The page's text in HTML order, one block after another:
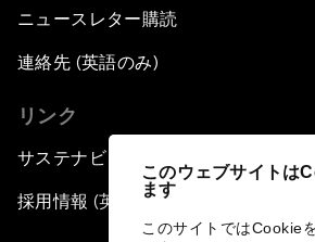
このウェブサイトは
ます
このサイトではCookie
ニュースレター購読
連絡先 (英語のみ)
リンク
サステナビリティへの取り組み
採用情報 (英語のみ)